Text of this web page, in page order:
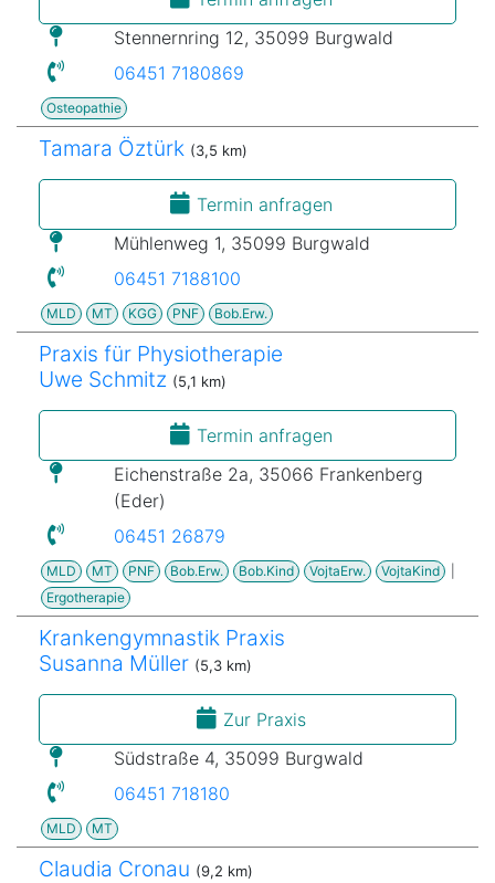
Stennernring 12, 35099 Burgwald
06451 7180869
Osteopathie
Tamara Öztürk (3,5 km)
Termin anfragen
Mühlenweg 1, 35099 Burgwald
06451 7188100
MLD MT KGG PNF Bob.Erw.
Praxis für Physiotherapie
Uwe Schmitz (5,1 km)
Termin anfragen
Eichenstraße 2a, 35066 Frankenberg
(Eder)
06451 26879
MLD MT PNF Bob.Erw. Bob.Kind VojtaErw. VojtaKind
Ergotherapie
Krankengymnastik Praxis
Susanna Müller (5,3 km)
Zur Praxis
Südstraße 4, 35099 Burgwald
06451 718180
MLD MT
Claudia Cronau (9,2 km)